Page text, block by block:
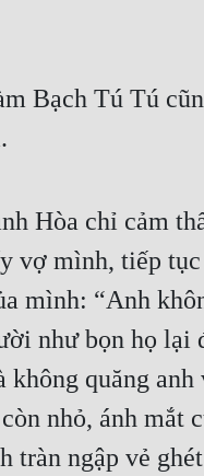
Bạch Tú Tú
Hòa chỉ cảm
vợ mình, tiếp
mình: “Anh
như bọn họ lại
không quăng anh
nhỏ, ánh mắt
tràn ngập vẻ